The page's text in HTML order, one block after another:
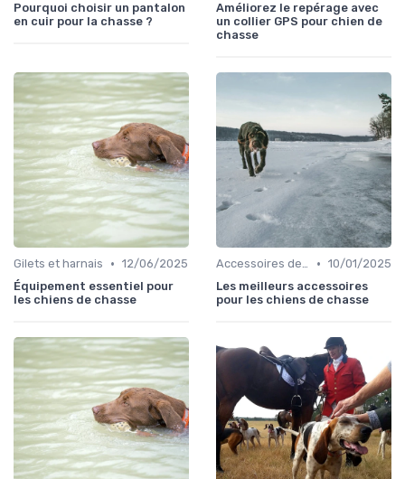
Pourquoi choisir un pantalon
en cuir pour la chasse ?
Améliorez le repérage avec
un collier GPS pour chien de
chasse
Gilets et harnais • 12/06/2025
Équipement essentiel pour
les chiens de chasse
Accessoires de transport • 10/01/2025
Les meilleurs accessoires
pour les chiens de chasse